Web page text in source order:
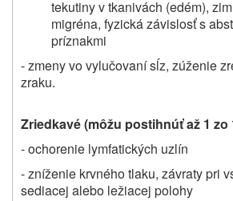
tekutiny v tkanivách (edém),
migréna, fyzická závislosť s
príznakmi
- zmeny vo vylučovaní sĺz, zúženie
zraku.
Zriedkavé (môžu postihnúť až 1 zo
- ochorenie lymfatických uzlín
- zníženie krvného tlaku, závraty pri
sediacej alebo ležiacej polohy